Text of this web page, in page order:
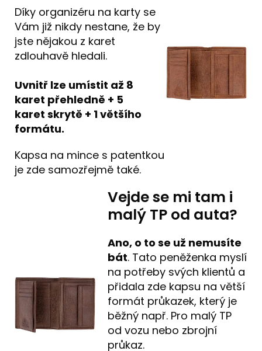
Díky organizéru na karty se
Vám již nikdy nestane, že by
jste nějakou z karet
zdlouhavě hledali.
Uvnitř lze umístit až 8
karet přehledně + 5
karet skrytě + 1 většího
formátu.
Kapsa na mince s patentkou
je zde samozřejmě také.
Vejde se mi tam i
malý TP od auta?
Ano, o to se už nemusíte
bát. Tato peněženka myslí
na potřeby svých klientů a
přidala zde kapsu na větší
formát průkazek, který je
běžný např. Pro malý TP
od vozu nebo zbrojní
průkaz.